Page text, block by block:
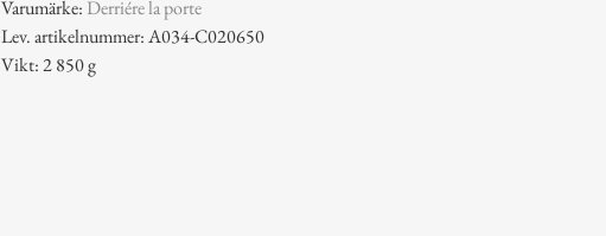
Varumärke: Derriére la porte
Lev. artikelnummer: A034-C020650
Vikt: 2 850 g